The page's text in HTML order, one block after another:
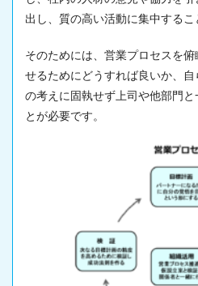
出し、質の高い活動に集中するこ
そのためには、営業プロセスを
せるためにどうすれば良いか、自
の考えに固執せず上司や他部門
とが必要です。